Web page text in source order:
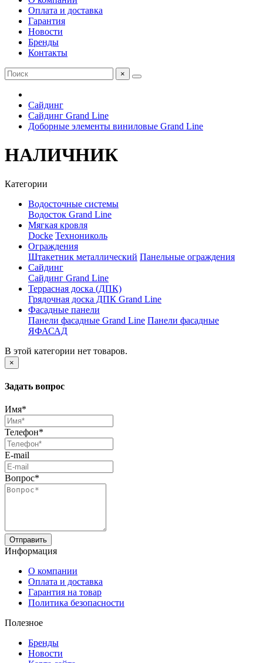
Оплата и доставка
Гарантия
Новости
Бренды
Контакты
×
Сайдинг
Сайдинг Grand Line
Доборные элементы виниловые Grand Line
НАЛИЧНИК
Категории
Водосточные системы
Водосток Grand Line
Мягкая кровля
Docke Технониколь
Ограждения
Штакетник металлический Панельные ограждения
Сайдинг
Сайдинг Grand Line
Террасная доска (ДПК)
Грядочная доска ДПК Grand Line
Фасадные панели
Панели фасадные Grand Line Панели фасадные
ЯФАСАД
В этой категории нет товаров.
×
Задать вопрос
Имя*
Телефон*
E-mail
Вопрос*
Отправить
Информация
О компании
Оплата и доставка
Гарантия на товар
Политика безопасности
Полезное
Бренды
Новости